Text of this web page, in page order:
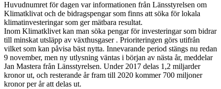
Huvudnumret för dagen var informationen från Länsstyrelsen om
Klimatklivat och de bidragspengar som finns att söka för lokala
klimatinvesteringar som ger mätbara resultat.
Inom Klimatklivet kan man söka pengar för investeringar som bidrar
till minskat utsläpp av växthusgaser . Prioriteringen görs utifrån
vilket som kan påvisa bäst nytta. Innevarande period stängs nu redan
9 november, men ny utlysning väntas i början av nästa år, meddelar
Jan Mastera från Länsstyrelsen. Under 2017 delas 1,2 miljarder
kronor ut, och resterande år fram till 2020 kommer 700 miljoner
kronor per år att delas ut.